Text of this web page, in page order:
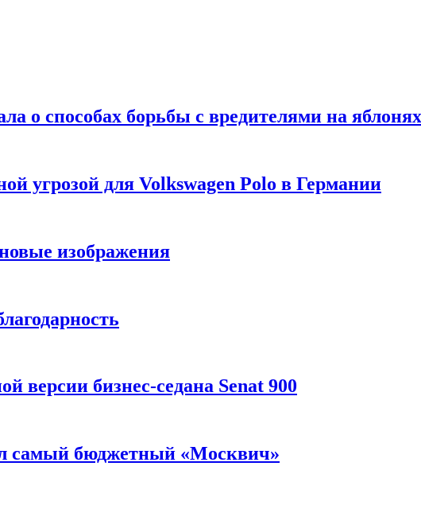
о способах борьбы с вредителями на яблонях
угрозой для Volkswagen Polo в Германии
изображения
версии бизнес-седана Senat 900
самый бюджетный «Москвич»